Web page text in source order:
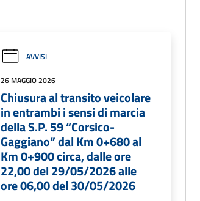
AVVISI
26 MAGGIO 2026
Chiusura al transito veicolare
in entrambi i sensi di marcia
della S.P. 59 “Corsico-
Gaggiano” dal Km 0+680 al
Km 0+900 circa, dalle ore
22,00 del 29/05/2026 alle
ore 06,00 del 30/05/2026